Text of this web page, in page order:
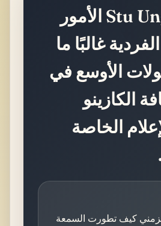
أوضح Stu Ungar الأمور
غالبًا ما
الأوسع في
الكازينو
الخاصة
كيف تطورت السمعة